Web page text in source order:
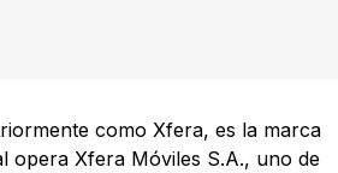
como Xfera, es la marca
opera Xfera Móviles S.A., uno de